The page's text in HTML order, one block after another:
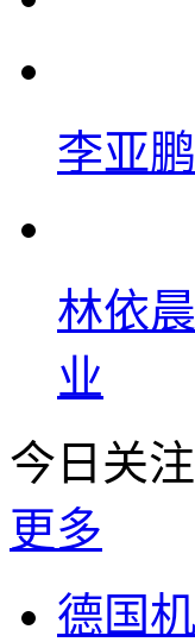
李亚
林依
业
今日关注
更多
德国